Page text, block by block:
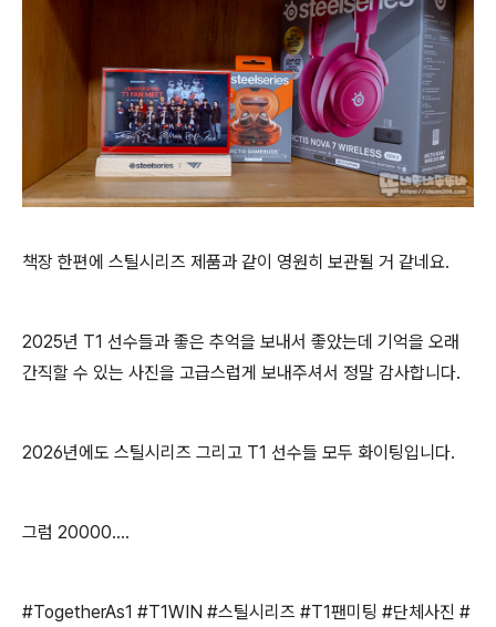
책장 한편에 스틸시리즈 제품과 같이 영원히 보관될 거 같네요.
2025년 T1 선수들과 좋은 추억을 보내서 좋았는데 기억을 오래
간직할 수 있는 사진을 고급스럽게 보내주셔서 정말 감사합니다.
2026년에도 스틸시리즈 그리고 T1 선수들 모두 화이팅입니다.
그럼 20000....
#TogetherAs1 #T1WIN #스틸시리즈 #T1팬미팅 #단체사진 #